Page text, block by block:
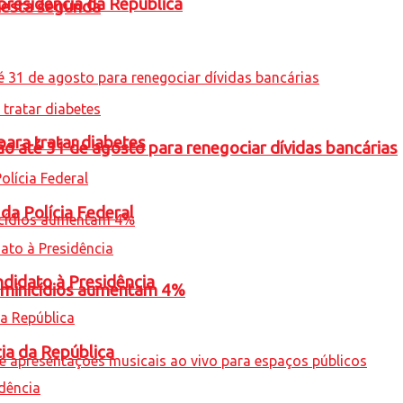
segunda
até 31 de agosto para renegociar dívidas bancárias
aumentam 4%
tratar diabetes
Polícia Federal
à Presidência
da República